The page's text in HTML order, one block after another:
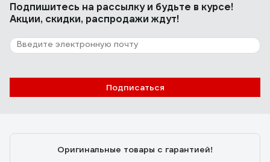
12 отзывов
Отзыв о Ланч-бокс Viatto SSB-993 6
шт.157380
Подпишитесь на рассылкуи будьте в курсе!
Акции, скидки, распродажи ждут!
Подписаться
Оригинальные товары с гарантией!